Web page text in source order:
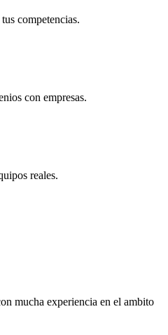
competencias.
con empresas.
reales.
mucha experiencia en el ambito